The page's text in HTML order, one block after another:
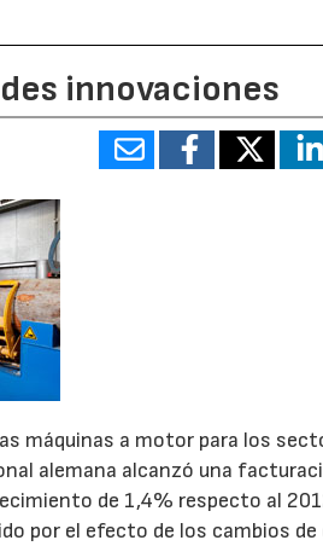
innovaciones
máquinas a motor para los
alemana alcanzó una
de 1,4% respecto al
por el efecto de los cambios de